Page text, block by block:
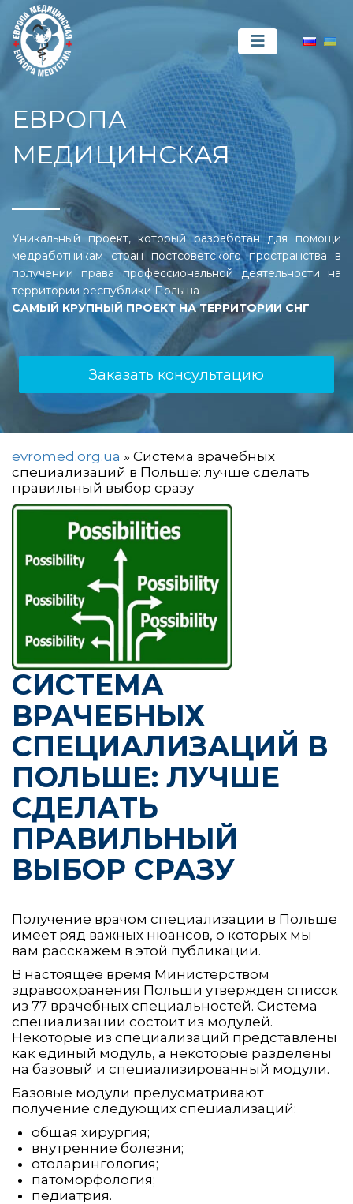
ЕВРОПА
МЕДИЦИНСКАЯ
Уникальный проект, который разработан для помощи
медработникам стран постсоветского пространства в
получении права профессиональной деятельности на
территории республики Польша
САМЫЙ КРУПНЫЙ ПРОЕКТ НА ТЕРРИТОРИИ СНГ
Заказать консультацию
evromed.org.ua » Система врачебных
специализаций в Польше: лучше сделать
правильный выбор сразу
СИСТЕМА
ВРАЧЕБНЫХ
СПЕЦИАЛИЗАЦИЙ В
ПОЛЬШЕ: ЛУЧШЕ
СДЕЛАТЬ
ПРАВИЛЬНЫЙ
ВЫБОР СРАЗУ
Получение врачом специализации в Польше
имеет ряд важных нюансов, о которых мы
вам расскажем в этой публикации.
В настоящее время Министерством
здравоохранения Польши утвержден список
из 77 врачебных специальностей. Система
специализации состоит из модулей.
Некоторые из специализаций представлены
как единый модуль, а некоторые разделены
на базовый и специализированный модули.
Базовые модули предусматривают
получение следующих специализаций:
общая хирургия;
внутренние болезни;
отоларингология;
патоморфология;
педиатрия.